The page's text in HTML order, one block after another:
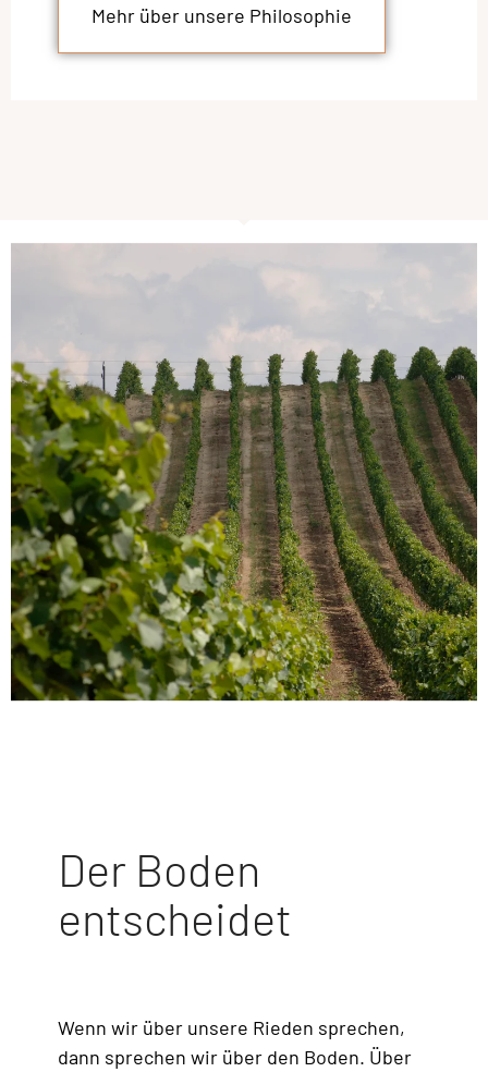
Mehr über unsere Philosophie
Der Boden
entscheidet
Wenn wir über unsere Rieden sprechen,
dann sprechen wir über den Boden. Über